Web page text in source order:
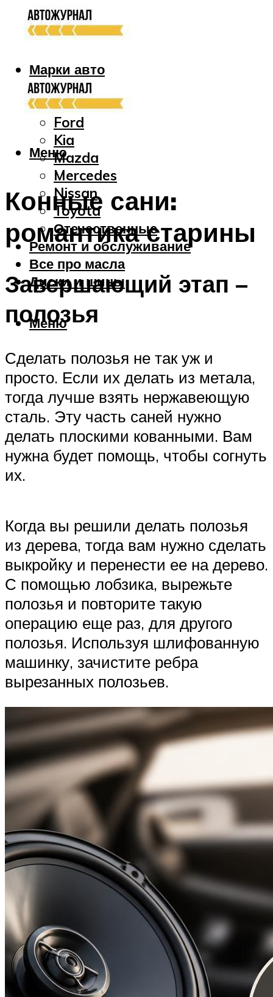
Марки авто
Audi
Bmw
Ford
Kia
Mazda
Mercedes
Nissan
Toyota
Отечественные
Ремонт и обслуживание
Все про масла
Диски и шины
Меню
Меню
Конные сани:
романтика старины
Завершающий этап –
полозья
Сделать полозья не так уж и
просто. Если их делать из метала,
тогда лучше взять нержавеющую
сталь. Эту часть саней нужно
делать плоскими кованными. Вам
нужна будет помощь, чтобы согнуть
их.
Когда вы решили делать полозья
из дерева, тогда вам нужно сделать
выкройку и перенести ее на дерево.
С помощью лобзика, вырежьте
полозья и повторите такую
операцию еще раз, для другого
полозья. Используя шлифованную
машинку, зачистите ребра
вырезанных полозьев.